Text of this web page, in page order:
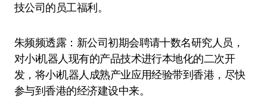
技公司的员工福利。
朱频频透露：新公司初期会聘请十数名研究人员，
对小i机器人现有的产品技术进行本地化的二次开
发，将小i机器人成熟产业应用经验带到香港，尽快
参与到香港的经济建设中来。